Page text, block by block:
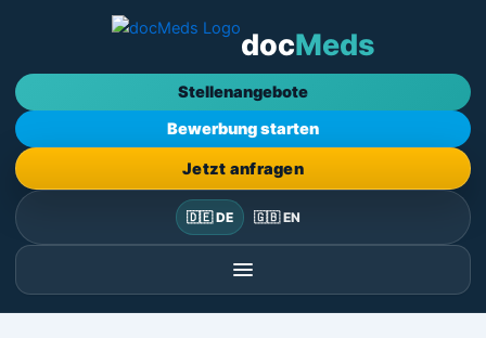
docMeds
Stellenangebote
Bewerbung starten
Jetzt anfragen
🇩🇪 DE 🇬🇧 EN